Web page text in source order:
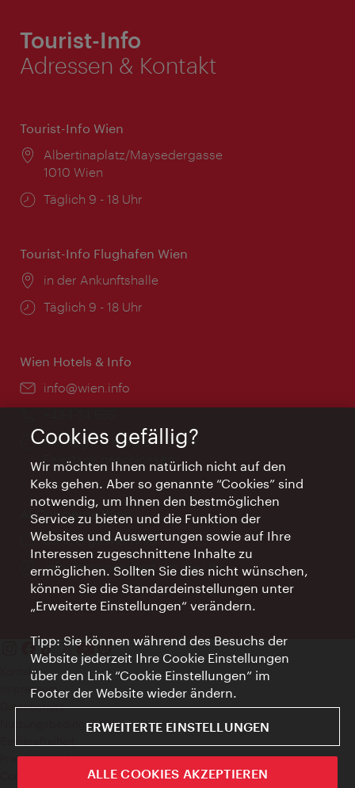
Tourist-Info
Adressen & Kontakt
Tourist-Info Wien
Ort:
Albertinaplatz/Maysedergasse
1010 Wien
Öffnungszeiten:
Täglich 9 - 18 Uhr
Tourist-Info Flughafen Wien
Ort:
in der Ankunftshalle
Öffnungszeiten:
Täglich 9 - 18 Uhr
Wien Hotels & Info
Email:
info@wien.info
Öffnungszeiten:
Montag - Freitag 9 – 17 Uhr
Feiertags geschlossen
AI Concierge Wien
Ort:
concierge.wien.info
Öffnungszeiten:
Informationen rund um die Uhr
Kontakt
Impressum
Datenschutz
Nutzungsbedingungen
Presse-Kontakt
Cookie Einstellungen
Cookies gefällig?
Wir möchten Ihnen natürlich nicht auf den
Keks gehen. Aber so genannte “Cookies” sind
notwendig, um Ihnen den bestmöglichen
Service zu bieten und die Funktion der
Websites und Auswertungen sowie auf Ihre
Interessen zugeschnittene Inhalte zu
ermöglichen. Sollten Sie dies nicht wünschen,
können Sie die Standardeinstellungen unter
„Erweiterte Einstellungen“ verändern.
Tipp: Sie können während des Besuchs der
Website jederzeit Ihre Cookie Einstellungen
über den Link “Cookie Einstellungen” im
Footer der Website wieder ändern.
ERWEITERTE EINSTELLUNGEN
ALLE COOKIES AKZEPTIEREN